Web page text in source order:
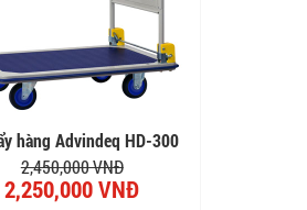
hàng Advindeq HD-300
2,450,000 VNĐ
2,250,000 VNĐ